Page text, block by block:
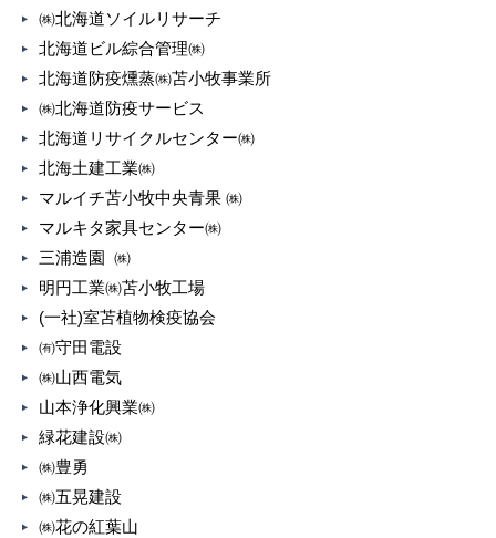
㈱北海道ソイルリサーチ
北海道ビル綜合管理㈱
北海道防疫燻蒸㈱苫小牧事業所
㈱北海道防疫サービス
北海道リサイクルセンター㈱
北海土建工業㈱
マルイチ苫小牧中央青果 ㈱
マルキタ家具センター㈱
三浦造園 ㈱
明円工業㈱苫小牧工場
(一社)室苫植物検疫協会
㈲守田電設
㈱山西電気
山本浄化興業㈱
緑花建設㈱
㈱豊勇
㈱五晃建設
㈱花の紅葉山